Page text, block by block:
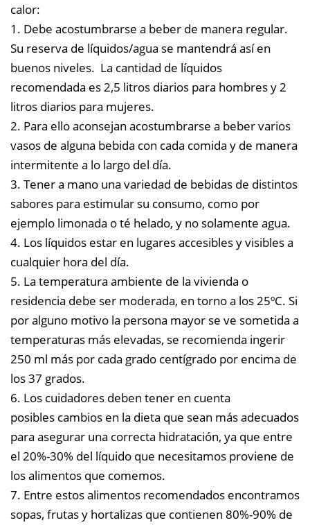
calor:
1. Debe acostumbrarse a beber de manera regular.
Su reserva de líquidos/agua se mantendrá así en
buenos niveles. La cantidad de líquidos
recomendada es 2,5 litros diarios para hombres y 2
litros diarios para mujeres.
2. Para ello aconsejan acostumbrarse a beber varios
vasos de alguna bebida con cada comida y de manera
intermitente a lo largo del día.
3. Tener a mano una variedad de bebidas de distintos
sabores para estimular su consumo, como por
ejemplo limonada o té helado, y no solamente agua.
4. Los líquidos estar en lugares accesibles y visibles a
cualquier hora del día.
5. La temperatura ambiente de la vivienda o
residencia debe ser moderada, en torno a los 25ºC. Si
por alguno motivo la persona mayor se ve sometida a
temperaturas más elevadas, se recomienda ingerir
250 ml más por cada grado centígrado por encima de
los 37 grados.
6. Los cuidadores deben tener en cuenta
posibles cambios en la dieta que sean más adecuados
para asegurar una correcta hidratación, ya que entre
el 20%-30% del líquido que necesitamos proviene de
los alimentos que comemos.
7. Entre estos alimentos recomendados encontramos
sopas, frutas y hortalizas que contienen 80%-90% de